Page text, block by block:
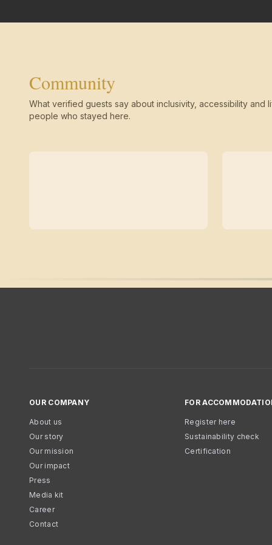
Community
What verified guests say about inclusivity, accessibility and
people who stayed here.
OUR COMPANY
About us
Our story
Our mission
Our impact
Press
Media kit
Career
Contact
FOR
Register here
Sustainability check
Certification